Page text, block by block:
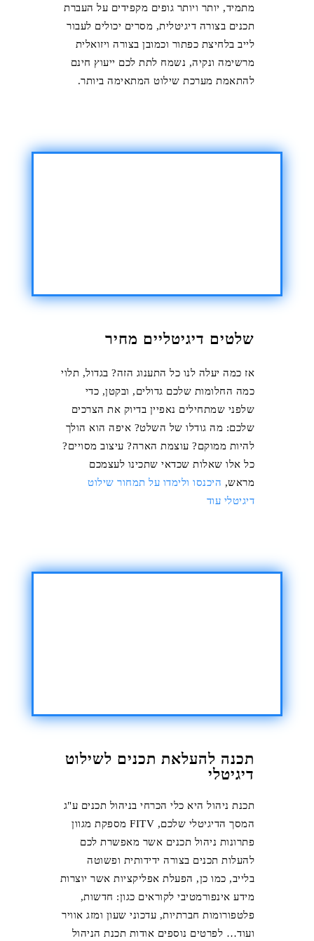
מתמיד, יותר ויותר גופים מקפידים על העברת
תכנים בצורה דיגיטלית, מסרים יכולים לעבור
לייב בלחיצת כפתור וכמובן בצורה ויזואלית
מרשימה ונקיה, נשמח לתת לכם ייעוץ חינם
להתאמת מערכת שילוט המתאימה ביותר.
שלטים דיגיטליים מחיר
אז כמה יעלה לנו כל התענוג הזה? בגדול, תלוי
כמה החלומות שלכם גדולים, ובקטן, כדי
שלפני שמתחילים נאפיין בדיוק את הצרכים
שלכם: מה גודלו של השלט? איפה הוא הולך
להיות ממוקם? עוצמת הארה? עיצוב מסויים?
כל אלו שאלות שכדאי שתכינו לעצמכם
מראש, היכנסו ולימדו על תמחור שילוט
דיגיטלי עוד
תכנה להעלאת תכנים לשילוט
דיגיטלי
תכנת ניהול היא כלי הכרחי בניהול תכנים ע"ג
המסך הדיגיטלי שלכם, FITV מספקת מגוון
פתרונות ניהול תכנים אשר מאפשרת לכם
להעלות תכנים בצורה ידידותית ופשוטה
בלייב, כמו כן, הפעלת אפליקציות אשר יוצרות
מידע אינפורמטיבי לקוראים כגון: חדשות,
פלטפורומות חברתיות, עדכוני שעון ומזג אוויר
ועוד… לפרטים נוספים אודות תכנת הניהול